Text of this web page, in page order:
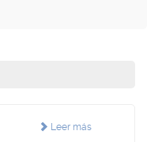
Leer más